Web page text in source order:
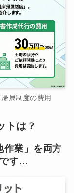
属制度の費用
トは？
作業」を両方
す…